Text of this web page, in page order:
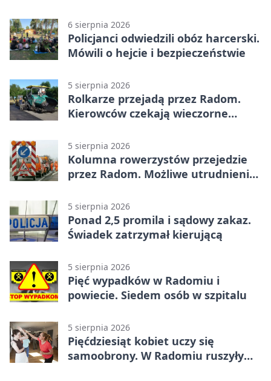
6 sierpnia 2026
Policjanci odwiedzili obóz harcerski.
Mówili o hejcie i bezpieczeństwie
5 sierpnia 2026
Rolkarze przejadą przez Radom.
Kierowców czekają wieczorne
5 sierpnia 2026
Kolumna rowerzystów przejedzie
przez Radom. Możliwe utrudnienia
5 sierpnia 2026
Ponad 2,5 promila i sądowy zakaz.
Świadek zatrzymał kierującą
5 sierpnia 2026
Pięć wypadków w Radomiu i
powiecie. Siedem osób w szpitalu
5 sierpnia 2026
Pięćdziesiąt kobiet uczy się
samoobrony. W Radomiu ruszyły